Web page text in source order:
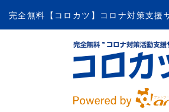
完全無料【コロカツ】コロナ対策支援